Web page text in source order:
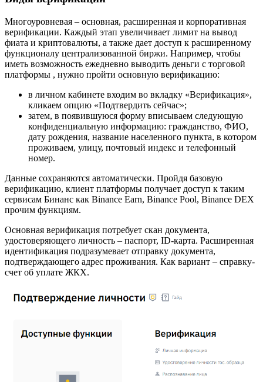
Многоуровневая – основная, расширенная и корпоративная
верификации. Каждый этап увеличивает лимит на вывод
фиата и криптовалюты, а также дает доступ к расширенному
функционалу централизованной биржи. Например, чтобы
иметь возможность ежедневно выводить деньги с торговой
платформы , нужно пройти основную верификацию:
в личном кабинете входим во вкладку «Верификация»,
кликаем опцию «Подтвердить сейчас»;
затем, в появившуюся форму вписываем следующую
конфиденциальную информацию: гражданство, ФИО,
дату рождения, название населенного пункта, в котором
проживаем, улицу, почтовый индекс и телефонный
номер.
Данные сохраняются автоматически. Пройдя базовую
верификацию, клиент платформы получает доступ к таким
сервисам Бинанс как Binance Earn, Binance Pool, Binance DEX
прочим функциям.
Основная верификация потребует скан документа,
удостоверяющего личность – паспорт, ID-карта. Расширенная
идентификация подразумевает отправку документа,
подтверждающего адрес проживания. Как вариант – справку-
счет об уплате ЖКХ.